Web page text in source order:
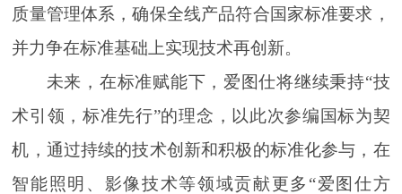
质量管理体系，确保全线产品符合国家标准要求，
并力争在标准基础上实现技术再创新。
未来，在标准赋能下，爱图仕将继续秉持“技
术引领，标准先行”的理念，以此次参编国标为契
机，通过持续的技术创新和积极的标准化参与，在
智能照明、影像技术等领域贡献更多“爱图仕方